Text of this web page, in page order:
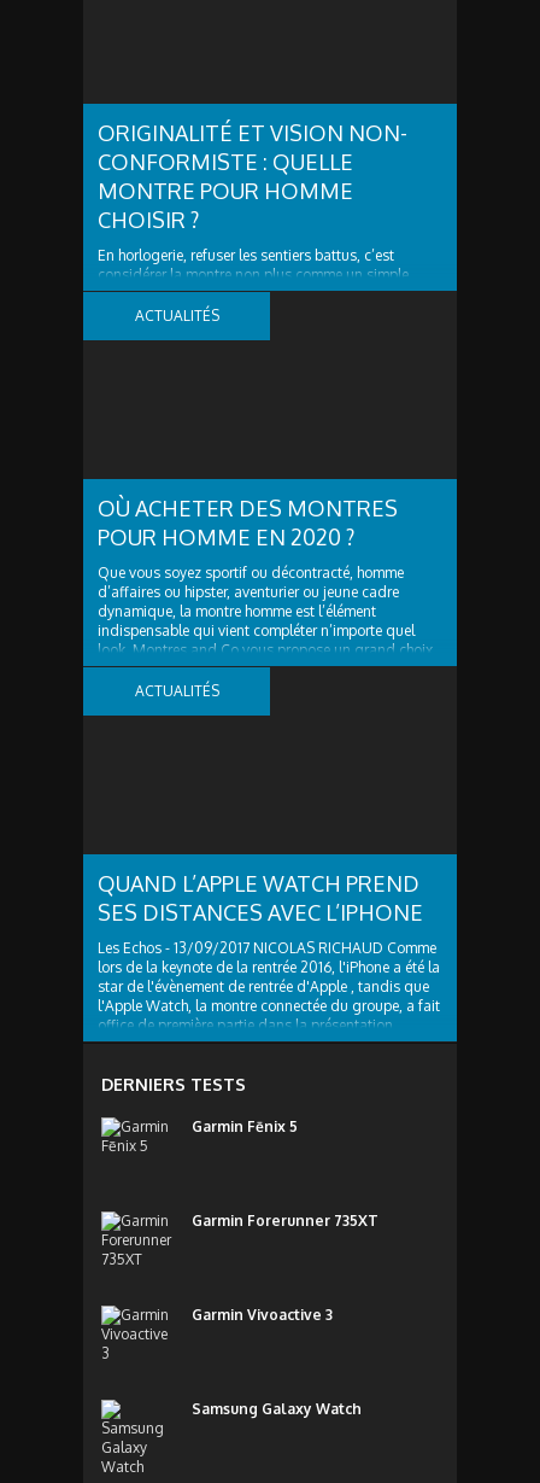
ORIGINALITÉ ET VISION NON-
CONFORMISTE : QUELLE
MONTRE POUR HOMME
CHOISIR ?
En horlogerie, refuser les sentiers battus, c’est
considérer la montre non plus comme un simple
outil, mais comme une signature. Vous ne cherchez
plus seulement un calibre fiable ! Vous désirez un
ACTUALITÉS
OÙ ACHETER DES MONTRES
POUR HOMME EN 2020 ?
Que vous soyez sportif ou décontracté, homme
d’affaires ou hipster, aventurier ou jeune cadre
dynamique, la montre homme est l’élément
indispensable qui vient compléter n’importe quel
look. Montres and Co vous propose un grand choix
de montres branchées et tendances, il y en a pour
tous les...ACTUALITÉS
QUAND L’APPLE WATCH PREND
SES DISTANCES AVEC L’IPHONE
Les Echos - 13/09/2017 NICOLAS RICHAUD Comme
lors de la keynote de la rentrée 2016, l'iPhone a été la
star de l'évènement de rentrée d'Apple , tandis que
l'Apple Watch, la montre connectée du groupe, a fait
office de première partie dans la présentation
hardware des produits. Eclipsée par...
DERNIERS TESTS
Garmin Fēnix 5
Garmin Forerunner 735XT
Garmin Vivoactive 3
Samsung Galaxy Watch